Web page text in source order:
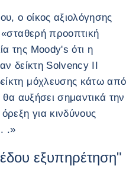
ο οίκος αξιολόγησης
«σταθερή προοπτική
της Moody's ότι η
δείκτη Solvency II
μόχλευσης κάτω από
θα αυξήσει σημαντικά την
για κινδύνους
.»
εξυπηρέτηση"